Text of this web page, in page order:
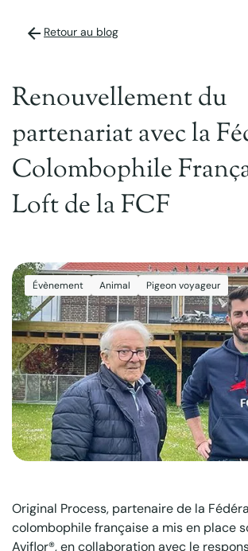
Retour au blog
Renouvellement du
partenariat avec la
Colombophile
Loft de la FCF
Évènement Animal Pigeon voyageur
Original Process, partenaire de la
colombophile française a mis en place
Aviflor®, en collaboration avec le